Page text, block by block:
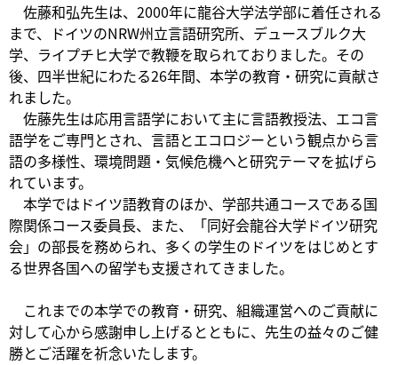
佐藤和弘先生は、2000年に龍谷大学法学部に着任される
まで、ドイツのNRW州立言語研究所、デュースブルク大
学、ライプチヒ大学で教鞭を取られておりました。その
後、四半世紀にわたる26年間、本学の教育・研究に貢献さ
れました。
佐藤先生は応用言語学において主に言語教授法、エコ言
語学をご専門とされ、言語とエコロジーという観点から言
語の多様性、環境問題・気候危機へと研究テーマを拡げら
れています。
本学ではドイツ語教育のほか、学部共通コースである国
際関係コース委員長、また、「同好会龍谷大学ドイツ研究
会」の部長を務められ、多くの学生のドイツをはじめとす
る世界各国への留学も支援されてきました。
これまでの本学での教育・研究、組織運営へのご貢献に
対して心から感謝申し上げるとともに、先生の益々のご健
勝とご活躍を祈念いたします。